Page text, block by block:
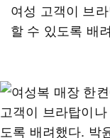
여성 고객이 브
할 수 있도록 배